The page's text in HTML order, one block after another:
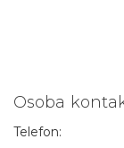
Osoba
Telefon: